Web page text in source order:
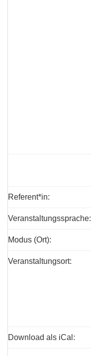
Referent*in:
Veranstaltungssprache:
Modus (Ort):
Veranstaltungsort:
Download als iCal: